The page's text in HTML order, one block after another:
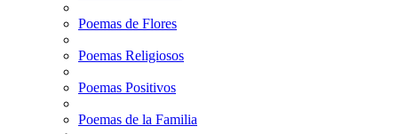
Poemas de Flores
Poemas Religiosos
Poemas Positivos
Poemas de la Familia